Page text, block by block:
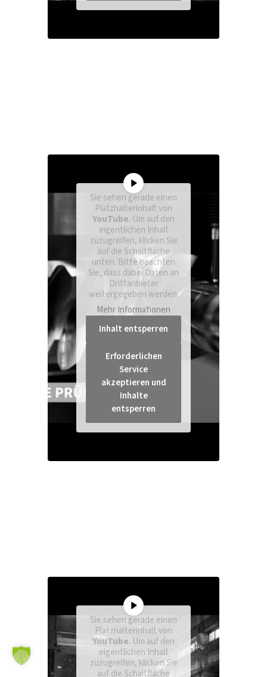
Sie sehen gerade einen
Platzhalterinhalt von
YouTube. Um auf den
eigentlichen Inhalt
zuzugreifen, klicken Sie
auf die Schaltfläche
unten. Bitte beachten
Sie, dass dabei Daten an
Drittanbieter
weitergegeben werden.
Mehr Informationen
Inhalt entsperren
Erforderlichen
Service
akzeptieren und
Inhalte
entsperren
Sie sehen gerade einen
Platzhalterinhalt von
YouTube. Um auf den
eigentlichen Inhalt
zuzugreifen, klicken Sie
auf die Schaltfläche